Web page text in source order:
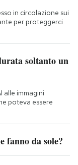
in circolazione sui
per proteggerci
soltanto un
alle immagini
poteva essere
fanno da sole?